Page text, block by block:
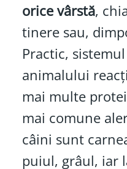
orice vârstă,
tinere sau,
Practic,
animalului
mai multe
mai comune
câini sunt
puiul, grâul, iar